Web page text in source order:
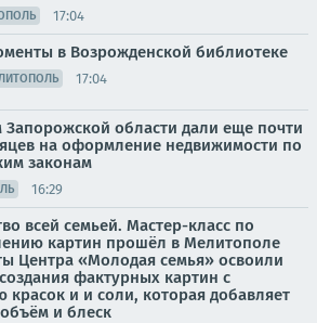
17:04
в Возрожденской библиотеке
17:04
области дали еще почти
на оформление недвижимости по
законам
16:29
всей семьей. Мастер-класс по
картин прошёл в Мелитополе
Центра «Молодая семья» освоили
фактурных картин с
и и соли, которая добавляет
и блеск